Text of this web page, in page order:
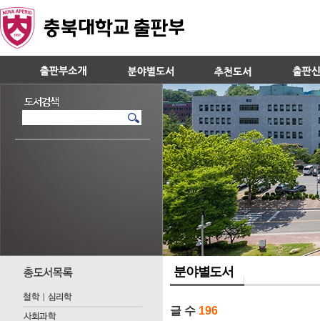
분야별도서
글 수 196